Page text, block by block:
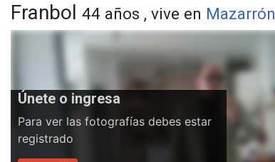
Franbol 44 años , vive en Mazarrón
Únete o ingresa
Para ver las fotografías debes estar
registrado